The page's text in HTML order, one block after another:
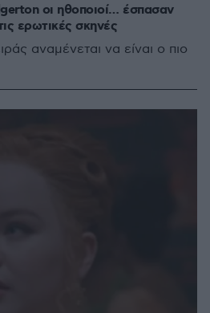
οι ηθοποιοί… έσπασαν
ερωτικές σκηνές
αναμένεται να είναι ο πιο